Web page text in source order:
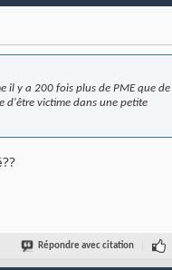
il y a 200 fois plus de PME que de
d'être victime dans une petite
Répondre avec citation